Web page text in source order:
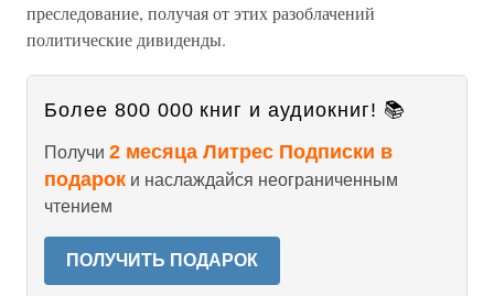
преследование, получая от этих разоблачений
политические дивиденды.
Более 800 000 книг и аудиокниг! 📚
Получи 2 месяца Литрес Подписки в
подарок и наслаждайся неограниченным
чтением
ПОЛУЧИТЬ ПОДАРОК